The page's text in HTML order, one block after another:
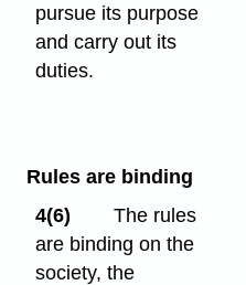
pursue its purpose
and carry out its
duties.
Rules are binding
4(6)
The rules
are binding on the
society, the